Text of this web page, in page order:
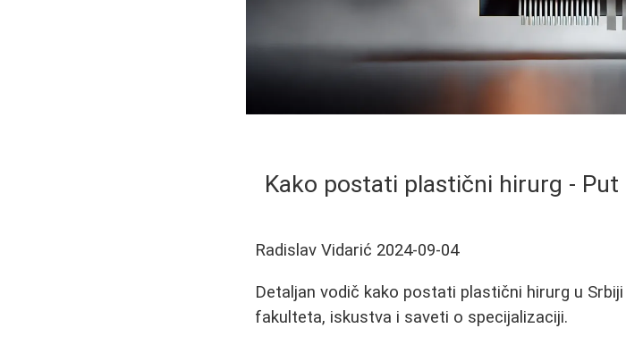
Kako postati plastični hirurg -
Radislav Vidarić 2024-09-04
Detaljan vodič kako postati plastični hirurg u
fakulteta, iskustva i saveti o specijalizaciji.